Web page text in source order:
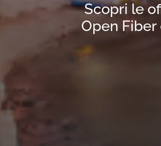
Scopri le
Open